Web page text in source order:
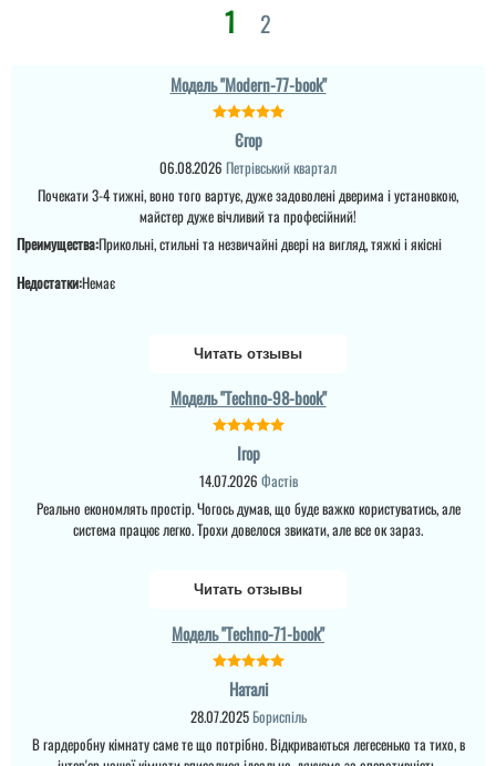
Дякую за все, все
професійна
Однозначно допомогли з
вибором. ...
Класичний і втой же час
вірну та правильну,
1 2
Модель "Modern-77-book"
Єгор
06.08.2026 Петрівський квартал
Почекати 3-4 тижні, воно того вартує, дуже задоволені дверима і установкою,
майстер дуже вічливий та професійний!
Преимущества:Прикольні, стильні та незвичайні двері на вигляд, тяжкі і якісні
Недостатки:Немає
Читать отзывы
Модель "Techno-98-book"
Ігор
14.07.2026 Фастів
Реально економлять простір. Чогось думав, що буде важко користуватись, але
система працює легко. Трохи довелося звикати, але все ок зараз.
Читать отзывы
Модель "Techno-71-book"
Наталі
28.07.2025Бориспіль
В гардеробну кімнату саме те що потрібно. Відкриваються легесенько та тихо, в